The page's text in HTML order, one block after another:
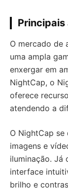
O mercado de
uma ampla
enxergar em
NightCap, o
oferece
atendendo a
O NightCap
imagens e
iluminação. Já
interface
brilho e